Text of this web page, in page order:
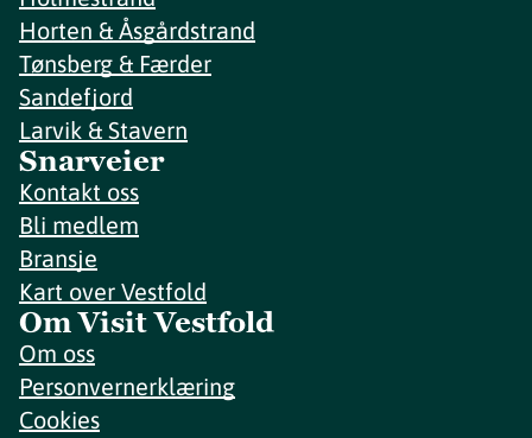
Horten & Åsgårdstrand
Tønsberg & Færder
Sandefjord
Larvik & Stavern
Snarveier
Kontakt oss
Bli medlem
Bransje
Kart over Vestfold
Om Visit Vestfold
Om oss
Personvernerklæring
Cookies